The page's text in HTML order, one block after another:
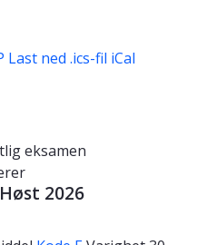
Last ned .ics-fil iCal
eksamen
2026